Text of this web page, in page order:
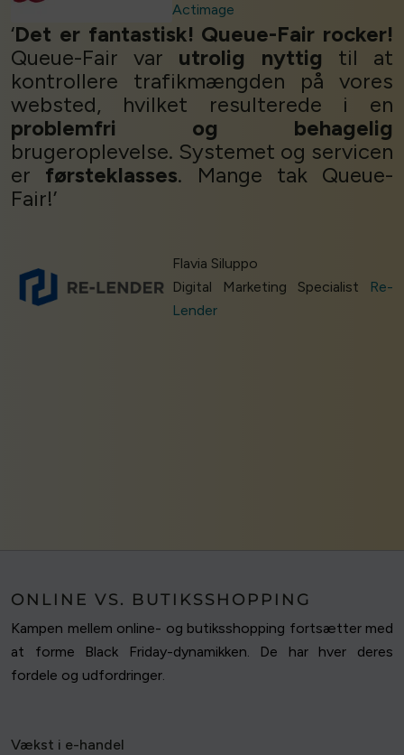
Actimage
‘Det er fantastisk! Queue-Fair rocker!
Queue-Fair var utrolig nyttig til at
kontrollere trafikmængden på vores
websted, hvilket resulterede i en
problemfri og behagelig
brugeroplevelse. Systemet og servicen
er førsteklasses. Mange tak Queue-
Fair!’
Flavia Siluppo
Digital Marketing Specialist
Re-
Lender
ONLINE VS. BUTIKSSHOPPING
Kampen mellem online- og butiksshopping fortsætter med
at forme Black Friday-dynamikken. De har hver deres
fordele og udfordringer.
Vækst i e-handel